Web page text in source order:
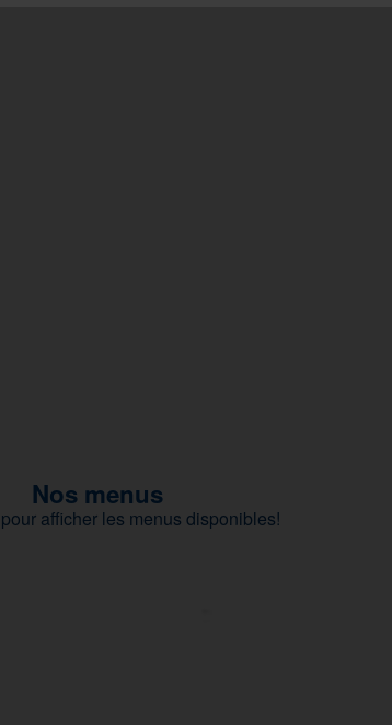
Nos menus
afficher les menus disponibles!